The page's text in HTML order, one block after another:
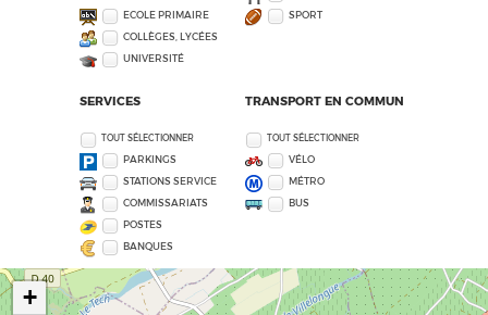
ECOLE PRIMAIRE
COLLÈGES, LYCÉES
UNIVERSITÉ
SPORT
SERVICES
TOUT SÉLECTIONNER
PARKINGS
STATIONS SERVICE
COMMISSARIATS
POSTES
BANQUES
TRANSPORT EN COMMUN
TOUT SÉLECTIONNER
VÉLO
MÉTRO
BUS
+